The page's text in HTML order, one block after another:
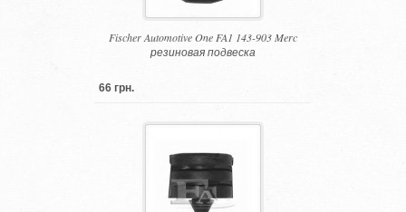
Fischer Automotive One FA1 143-903 Merc
резиновая подвеска
66 грн.